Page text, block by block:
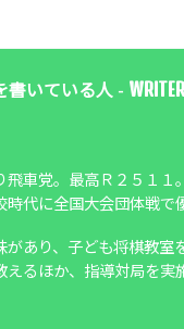
書いている人 - WRITER
車党。最高Ｒ２５１１。
代に全国大会団体戦で
あり、子ども将棋教室
えるほか、指導対局を実